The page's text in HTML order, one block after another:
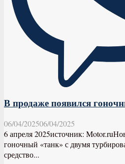
В продаже появился
06/04/202506/04/2025
6 апреля 2025источник:
гоночный «танк» с двумя
средство...